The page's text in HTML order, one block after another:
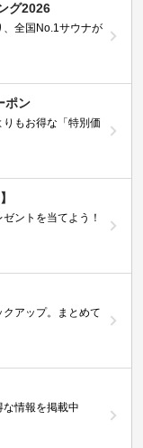
グ2026
、全国No.1サウナが
ポン
もお得な「特別価
ントを当てよう！
アップ。まとめて
情報を掲載中